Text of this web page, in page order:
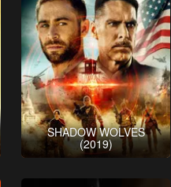
SHADOW WOLVES
(2019)